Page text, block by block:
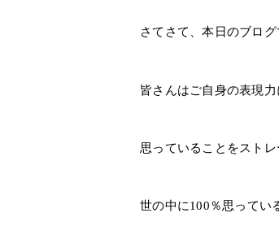
さてさて、本日のブロ
皆さんはご自身の表現
思っていることをスト
世の中に100％思ってい